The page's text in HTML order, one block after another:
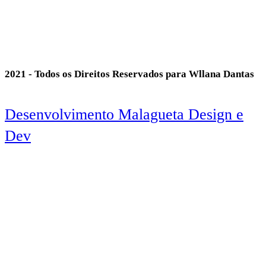
2021 - Todos os Direitos Reservados para Wllana Dantas
Desenvolvimento Malagueta Design e
Dev